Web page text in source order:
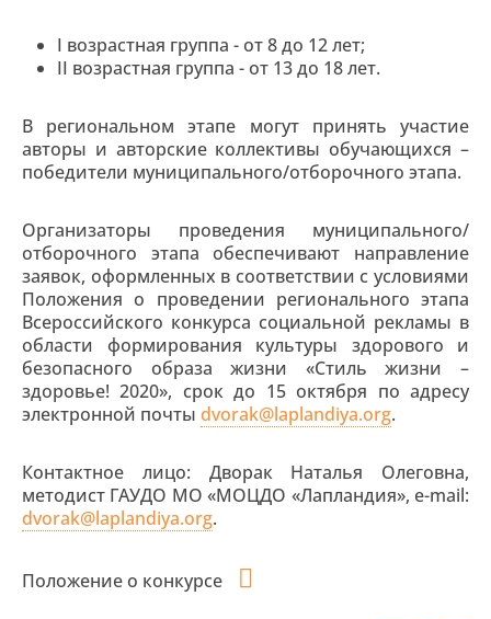
I возрастная группа - от 8 до 12 лет;
II возрастная группа - от 13 до 18 лет.
В региональном этапе могут принять участие
авторы и авторские коллективы обучающихся –
победители муниципального/отборочного этапа.
Организаторы проведения муниципального/
отборочного этапа обеспечивают направление
заявок, оформленных в соответствии с условиями
Положения о проведении регионального этапа
Всероссийского конкурса социальной рекламы в
области формирования культуры здорового и
безопасного образа жизни «Стиль жизни –
здоровье! 2020», срок до 15 октября по адресу
электронной почты dvorak@laplandiya.org.
Контактное лицо: Дворак Наталья Олеговна,
методист ГАУДО МО «МОЦДО «Лапландия», е-mail:
dvorak@laplandiya.org.
Положение о конкурсе